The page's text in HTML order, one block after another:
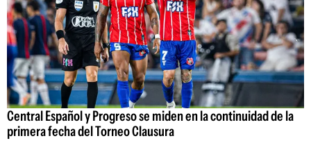
Central Español y Progreso se miden en la continuidad de la
primera fecha del Torneo Clausura